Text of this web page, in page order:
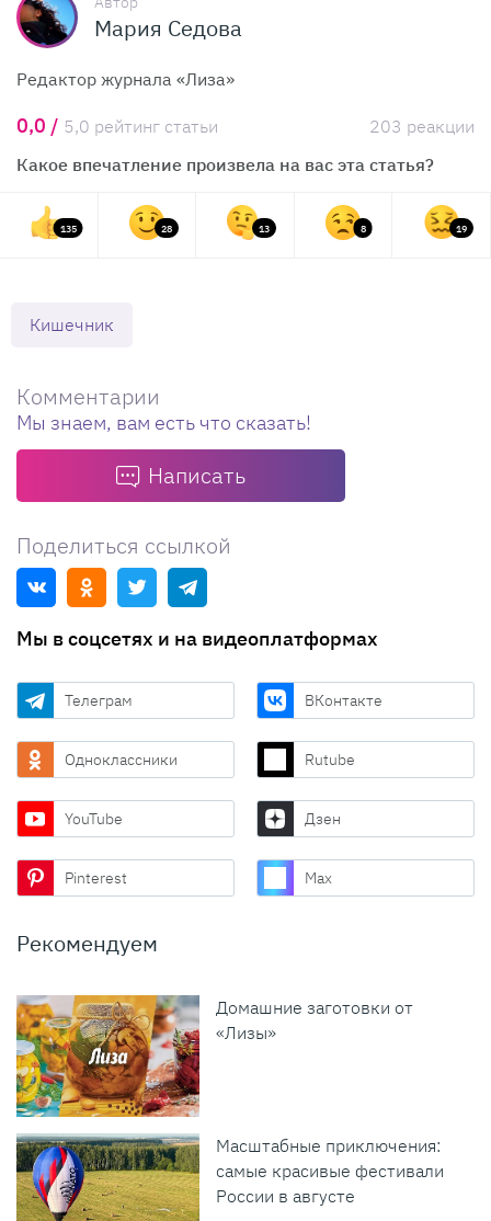
Мария Седова
Редактор журнала «Лиза»
0,0 / 5,0 рейтинг статьи
203 реакции
Какое впечатление произвела на вас эта статья?
135 28 13 8 19
Кишечник
Комментарии
Мы знаем, вам есть что сказать!
Написать
Поделиться ссылкой
Мы в соцсетях и на видеоплатформах
Телеграм ВКонтакте
Одноклассники Rutube
YouTube Дзен
Pinterest Max
Рекомендуем
Домашние заготовки от
«Лизы»
Масштабные приключения:
самые красивые фестивали
России в августе